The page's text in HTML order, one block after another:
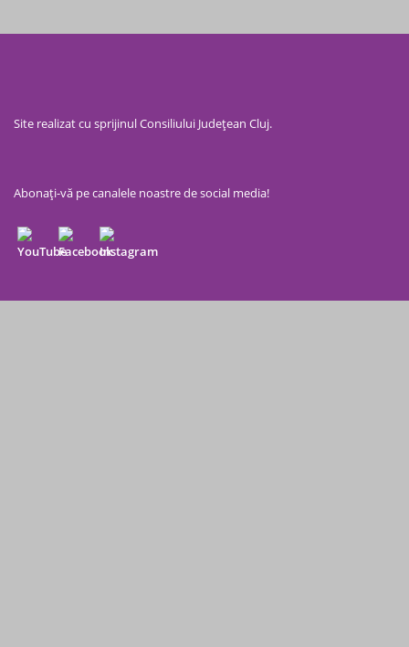
Site realizat cu sprijinul Consiliului Județean Cluj.
Abonați-vă pe canalele noastre de social media!